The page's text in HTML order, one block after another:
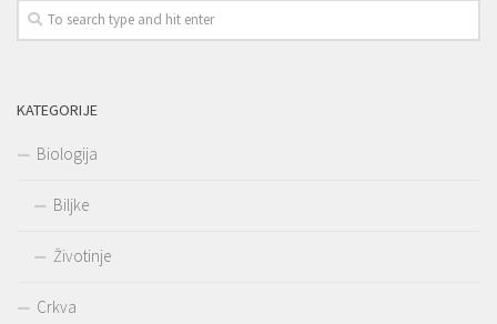
KATEGORIJE
Biologija
Biljke
Životinje
Crkva